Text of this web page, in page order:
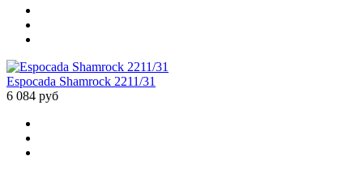
Espocada Shamrock 2211/31
6 084 руб